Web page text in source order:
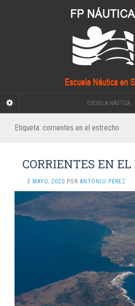
ESCUELA NÁUTICA
Etiqueta: corrientes en el estrecho
CORRIENTES EN EL
3 MAYO, 2020 POR ANTONIO PÉREZ ·